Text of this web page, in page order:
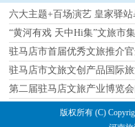
六大主题+百场演艺 皇家驿
“黄河有戏 天中Hi集”文旅市
驻马店市首届优秀文旅推介
驻马店市文旅文创产品国际
第二届驻马店文旅产业博览
版权所有 (C)